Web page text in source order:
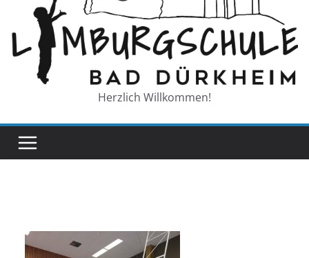
Herzlich Willkommen!